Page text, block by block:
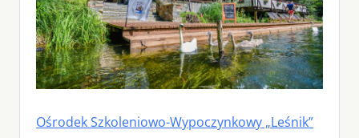
Ośrodek Szkoleniowo-Wypoczynkowy „Leśnik”